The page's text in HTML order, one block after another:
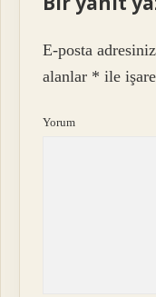
E-posta
alanlar * ile
Yorum